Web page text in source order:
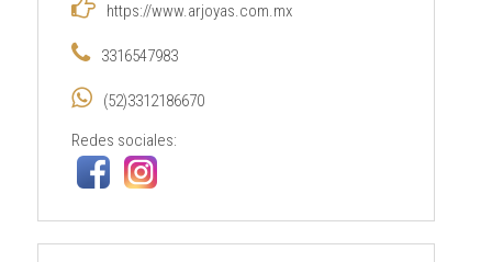
https://www.arjoyas.com.mx
3316547983
(52)3312186670
Redes sociales: